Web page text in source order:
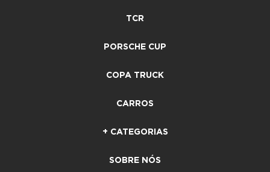
TCR
PORSCHE CUP
COPA TRUCK
CARROS
+ CATEGORIAS
SOBRE NÓS